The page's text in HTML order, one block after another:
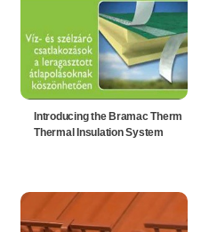
Introducing the Bramac Therm
Thermal Insulation System